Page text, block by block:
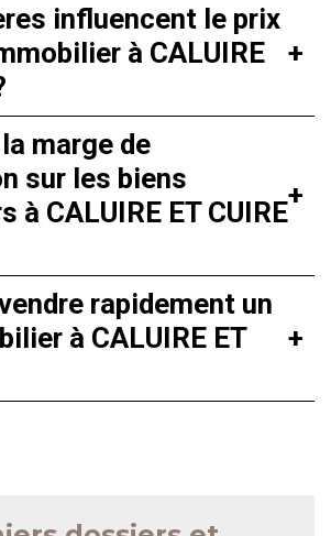
influencent le prix
à CALUIRE
marge de
sur les biens
à CALUIRE ET CUIRE
rapidement un
à CALUIRE ET